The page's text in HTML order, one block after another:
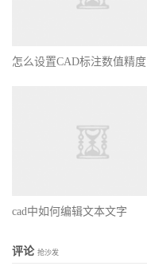
怎么设置CAD标注数值精度
cad中如何编辑文本文字
评论 抢沙发